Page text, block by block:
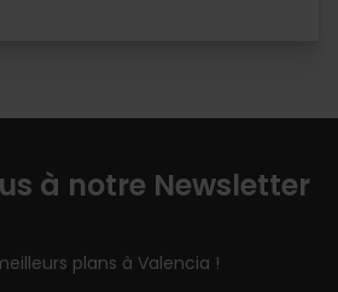
à notre Newsletter
plans à Valencia !